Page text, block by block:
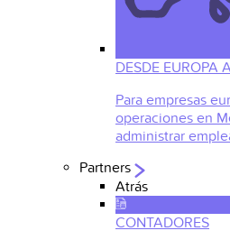
DESDE EUROPA
Para empresas
operaciones en
administrar
Partners
Atrás
CONTADORES